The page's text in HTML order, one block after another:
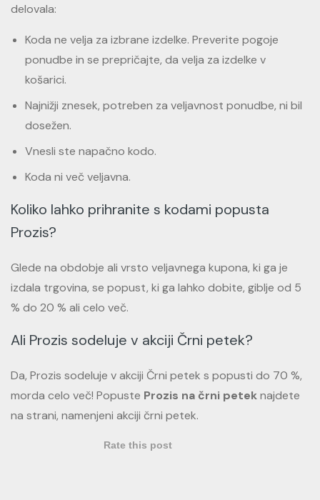
delovala:
Koda ne velja za izbrane izdelke. Preverite pogoje
ponudbe in se prepričajte, da velja za izdelke v
košarici.
Najnižji znesek, potreben za veljavnost ponudbe, ni bil
dosežen.
Vnesli ste napačno kodo.
Koda ni več veljavna.
Koliko lahko prihranite s kodami popusta
Prozis?
Glede na obdobje ali vrsto veljavnega kupona, ki ga je
izdala trgovina, se popust, ki ga lahko dobite, giblje od 5
% do 20 % ali celo več.
Ali Prozis sodeluje v akciji Črni petek?
Da, Prozis sodeluje v akciji Črni petek s popusti do 70 %,
morda celo več! Popuste Prozis na črni peteknajdete
na strani, namenjeni akciji črni petek.
Rate this post